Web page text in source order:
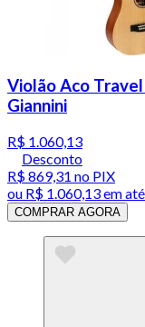
Violão Aco
Giannini
R$ 1.060,13
Desconto
R$ 869,31 no PIX
ou R$ 1.060,13em até
COMPRAR AGORA